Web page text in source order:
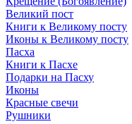
Великий пост
Книги к Великому посту
Иконы к Великому посту
Пасха
Книги к Пасхе
Подарки на Пасху
Иконы
Красные свечи
Рушники